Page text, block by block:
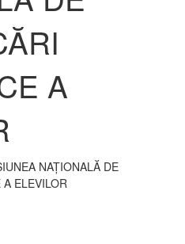
A
NAȚIONALĂ DE
ELEVILOR